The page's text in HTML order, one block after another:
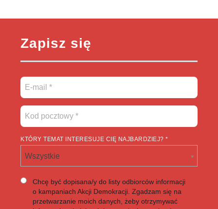
Zapisz się
KTÓRY TEMAT INTERESUJE CIĘ NAJBARDZIEJ? *
Wszystkie
Chcę być dopisana/y do listy odbiorców informacji
o kampaniach Akcji Demokracji. Zgadzam się na
przetwarzanie moich danych, żeby otrzymywać